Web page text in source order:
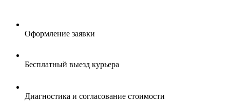
Оформление заявки
Бесплатный выезд курьера
Диагностика и согласование стоимости